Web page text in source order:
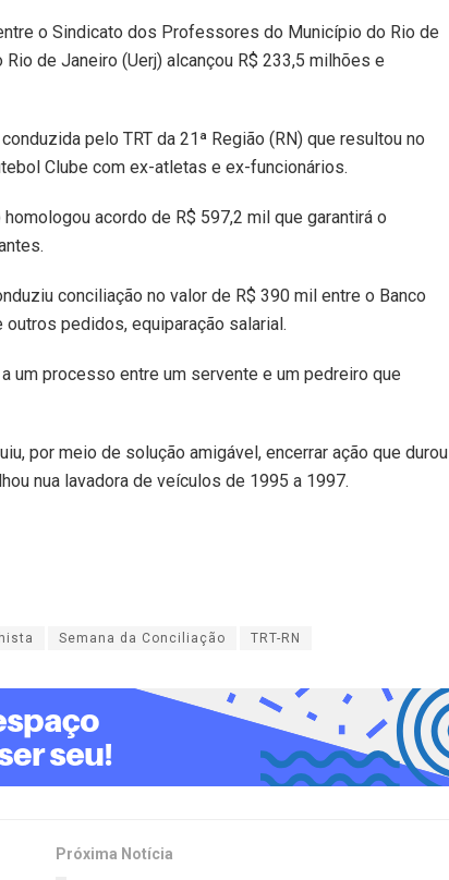
o Sindicato dos Professores do Município do Rio de
de Janeiro (Uerj) alcançou R$ 233,5 milhões e
pelo TRT da 21ª Região (RN) que resultou no
Clube com ex-atletas e ex-funcionários.
acordo de R$ 597,2 mil que garantirá o
conciliação no valor de R$ 390 mil entre o Banco
pedidos, equiparação salarial.
um processo entre um servente e um pedreiro que
por meio de solução amigável, encerrar ação que durou
nua lavadora de veículos de 1995 a 1997.
Semana da Conciliação TRT-RN
Próxima Notícia